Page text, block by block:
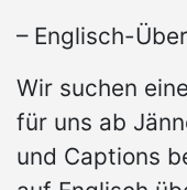
– Englisch-
Wir suchen
für uns ab
und Captions